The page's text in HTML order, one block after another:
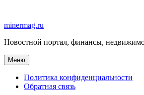
содержимому
minermag.ru
Новостной портал, финансы,
Меню
Политика конфиденциальности
Обратная связь